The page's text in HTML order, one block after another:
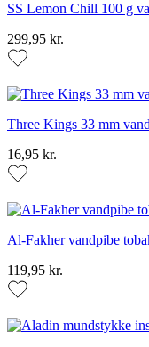
SS Lemon Chill 100 g
299,95 kr.
Three Kings 33 mm
16,95 kr.
Al-Fakher vandpibe
119,95 kr.